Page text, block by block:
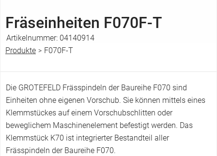
Fräseinheiten F070F-T
Artikelnummer: 04140914
i
e
s
i
n
d
h
Produkte > F070F-T
Die GROTEFELD Frässpindeln der Baureihe F070 sind
Einheiten ohne eigenen Vorschub. Sie können mittels eines
Klemmstückes auf einem Vorschubschlitten oder
beweglichem Maschinenelement befestigt werden. Das
Klemmstück K70 ist integrierter Bestandteil aller
Frässpindeln der Baureihe F070.